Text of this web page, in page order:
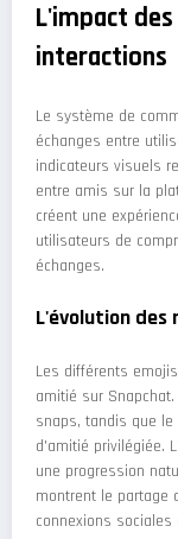
L'impact
interactions
Le système de
échanges entre
indicateurs visuels
entre amis sur la
créent une
utilisateurs de
échanges.
L'évolution des
Les différents
amitié sur
snaps, tandis que
d'amitié privilégiée.
une progression
montrent le partage
connexions